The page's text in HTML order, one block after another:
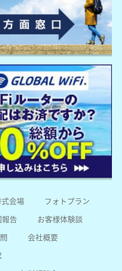
会場
フォトプラン
告
お客様体験談
会社概要